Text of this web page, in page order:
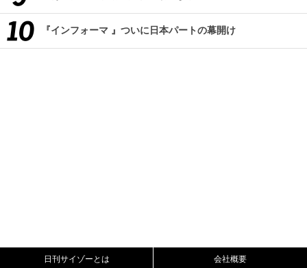
『インフォーマ 』ついに日本パートの幕開け
日刊サイゾーとは 会社概要